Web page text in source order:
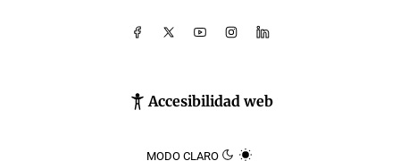
Accesibilidad web
MODO CLARO